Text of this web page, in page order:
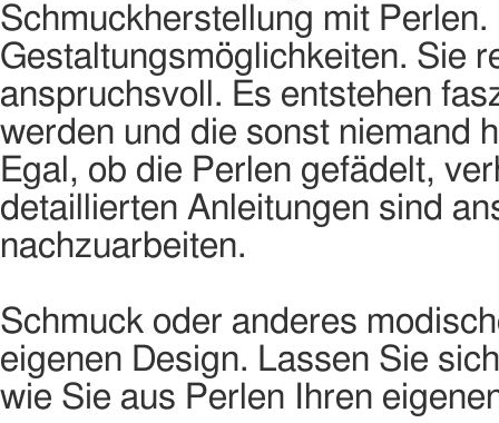
Schmuckherstellung mit
Gestaltungsmöglichkeiten. Sie
anspruchsvoll. Es entstehen
werden und die sonst niemand
Egal, ob die Perlen gefädelt,
detaillierten Anleitungen sind
nachzuarbeiten.
Schmuck oder anderes
eigenen Design. Lassen Sie
wie Sie aus Perlen Ihren